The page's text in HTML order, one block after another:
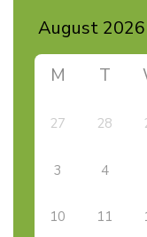
M T
27 28
3 4
10 11